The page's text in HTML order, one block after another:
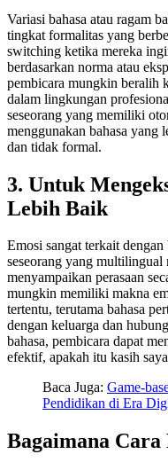
Variasi bahasa atau ragam
tingkat formalitas yang
switching ketika mereka
berdasarkan norma atau
pembicara mungkin beralih
dalam lingkungan
seseorang yang memiliki
menggunakan bahasa yang
dan tidak formal.
3. Untuk
Lebih Baik
Emosi sangat terkait
seseorang yang
menyampaikan perasaan
mungkin memiliki makna
tertentu, terutama bahasa
dengan keluarga dan
bahasa, pembicara dapat
efektif, apakah itu kasih
Baca Juga: Game-
Pendidikan di Era
Bagaimana